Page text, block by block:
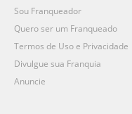
Sou Franqueador
Quero ser um Franqueado
Termos de Uso e Privacidade
Divulgue sua Franquia
Anuncie